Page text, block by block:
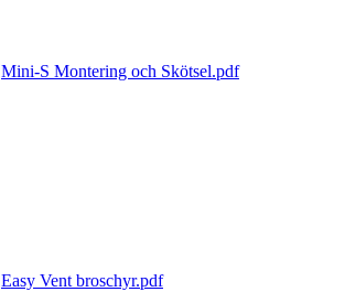
Mini-S Montering och Skötsel.pdf
Easy Vent broschyr.pdf